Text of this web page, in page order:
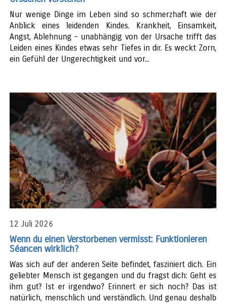
Nur wenige Dinge im Leben sind so schmerzhaft wie der
Anblick eines leidenden Kindes. Krankheit, Einsamkeit,
Angst, Ablehnung – unabhängig von der Ursache trifft das
Leiden eines Kindes etwas sehr Tiefes in dir. Es weckt Zorn,
ein Gefühl der Ungerechtigkeit und vor...
12 Juli 2026
Wenn du einen Verstorbenen vermisst: Funktionieren
Séancen wirklich?
Was sich auf der anderen Seite befindet, fasziniert dich. Ein
geliebter Mensch ist gegangen und du fragst dich: Geht es
ihm gut? Ist er irgendwo? Erinnert er sich noch? Das ist
natürlich, menschlich und verständlich. Und genau deshalb